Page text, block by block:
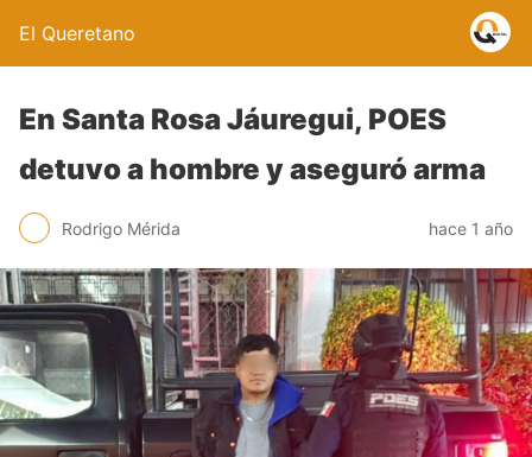
El Queretano
En Santa Rosa Jáuregui, POES
detuvo a hombre y aseguró arma
Rodrigo Mérida hace 1 año